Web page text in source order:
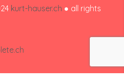
kurt-hauser.ch ● all rights